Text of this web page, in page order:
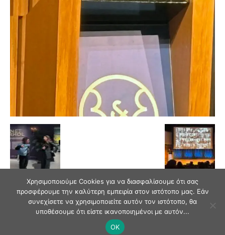
© Andriaki Press 2025
Χρησιμοποιούμε Cookies για να διασφαλίσουμε ότι σας
προσφέρουμε την καλύτερη εμπειρία στον ιστότοπο μας. Εάν
συνεχίσετε να χρησιμοποιείτε αυτόν τον ιστότοπο, θα
υποθέσουμε ότι είστε ικανοποιημένοι με αυτόν...
OK